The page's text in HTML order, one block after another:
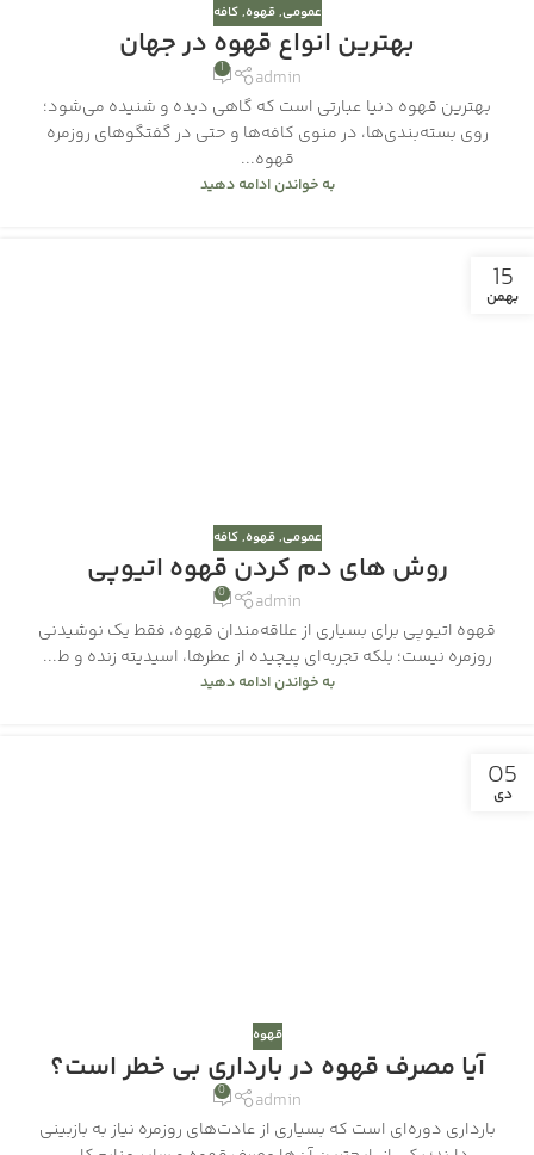
عمومی,قهوه,کافه
بهترین انواع قهوه در جهان
admin
1
بهترین قهوه دنیا عبارتی است که گاهی دیده و شنیده می‌شود؛
روی بسته‌بندی‌ها، در منوی کافه‌ها و حتی در گفتگوهای روزمره
قهوه...
به خواندن ادامه دهید
15
بهمن
عمومی,قهوه,کافه
روش های دم کردن قهوه اتیوپی
admin
0
قهوه اتیوپی برای بسیاری از علاقه‌مندان قهوه، فقط یک نوشیدنی
روزمره نیست؛ بلکه تجربه‌ای پیچیده از عطرها، اسیدیته زنده و ط...
به خواندن ادامه دهید
05
دی
قهوه
آیا مصرف قهوه در بارداری بی خطر است؟
admin
0
بارداری دوره‌ای است که بسیاری از عادت‌های روزمره نیاز به بازبینی